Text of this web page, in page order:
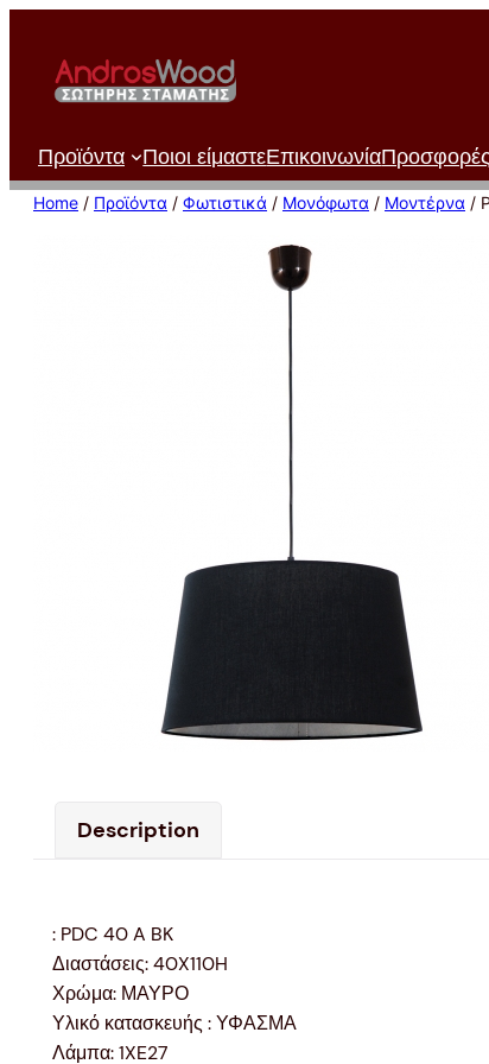
περιεχόμενο
Προϊόντα Ποιοι είμαστεΕπικοινωνία
Home / Προϊόντα / Φωτιστικά / Μονόφωτα / Μοντέρνα /
Description
: PDC 40 A BK
Διαστάσεις: 40X110H
Χρώμα: ΜΑΥΡΟ
Υλικό κατασκευής : ΥΦΑΣΜΑ
Λάμπα: 1XE27